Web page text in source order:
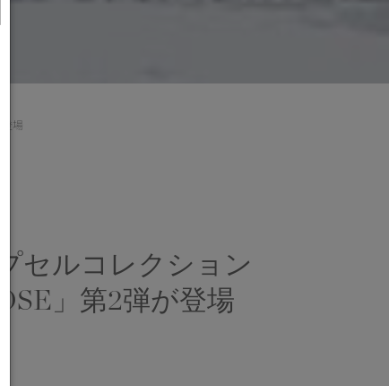
場
セルコレクション
」第2弾が登場